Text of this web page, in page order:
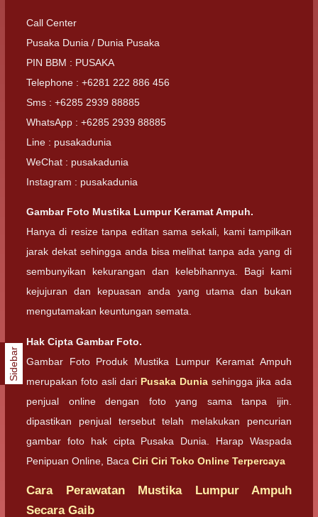
Call Center
Pusaka Dunia / Dunia Pusaka
PIN BBM : PUSAKA
Telephone : +6281 222 886 456
Sms : +6285 2939 88885
WhatsApp : +6285 2939 88885
Line : pusakadunia
WeChat : pusakadunia
Instagram : pusakadunia
Gambar Foto Mustika Lumpur Keramat Ampuh.
Hanya di resize tanpa editan sama sekali, kami tampilkan
jarak dekat sehingga anda bisa melihat tanpa ada yang di
sembunyikan kekurangan dan kelebihannya. Bagi kami
kejujuran dan kepuasan anda yang utama dan bukan
mengutamakan keuntungan semata.
Hak Cipta Gambar Foto.
Gambar Foto Produk Mustika Lumpur Keramat Ampuh
merupakan foto asli dari Pusaka Dunia sehingga jika ada
penjual online dengan foto yang sama tanpa ijin.
dipastikan penjual tersebut telah melakukan pencurian
gambar foto hak cipta Pusaka Dunia. Harap Waspada
Penipuan Online, Baca Ciri Ciri Toko Online Terpercaya
Cara Perawatan Mustika Lumpur Ampuh
Secara Gaib
Sidebar